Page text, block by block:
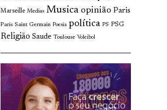
Marseille Medias Musica opinião Paris
Paris Saint Germain Poesia política PS PSG
Religião Saude Toulouse Voleibol